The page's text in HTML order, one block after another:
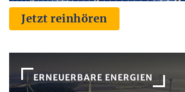
Jetzt reinhören
ERNEUERBARE ENERGIEN